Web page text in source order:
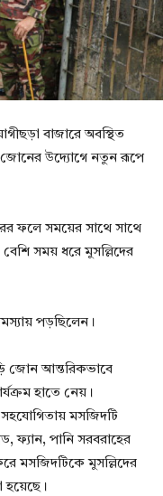
বাজারে অবস্থিত
জোনের উদ্যোগে নতুন রূপে
ফলে সময়ের সাথে সাথে
সময় ধরে মুসল্লিদের
পড়ছিলেন।
জোন আন্তরিকভাবে
হাতে নেয়।
মসজিদটি
ফ্যান, পানি সরবরাহের
মসজিদটিকে মুসল্লিদের
হয়েছে।